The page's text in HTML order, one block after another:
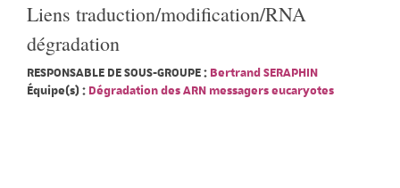
Liens traduction/modification/RNA
dégradation
RESPONSABLE DE SOUS-GROUPE : Bertrand SERAPHIN
Équipe(s) : Dégradation des ARN messagers eucaryotes